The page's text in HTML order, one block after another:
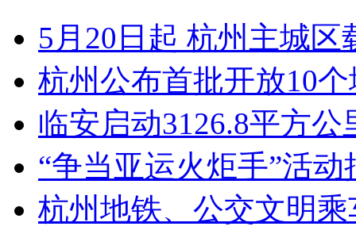
5月20日起 杭州主城区
杭州公布首批开放10
临安启动3126.8平方公
“争当亚运火炬手”活
杭州地铁、公交文明